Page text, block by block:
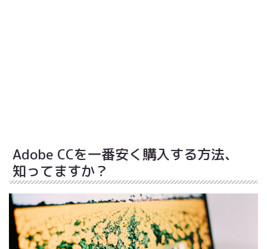
Adobe CCを一番安く購入する方法、
知ってますか？